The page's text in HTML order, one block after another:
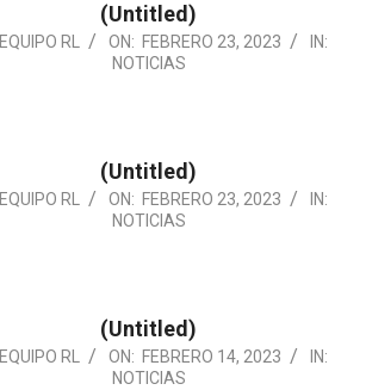
(Untitled)
EQUIPO RL ON: FEBRERO 23, 2023
IN:
NOTICIAS
(Untitled)
EQUIPO RL ON: FEBRERO 23, 2023
IN:
NOTICIAS
(Untitled)
EQUIPO RL ON: FEBRERO 14, 2023
IN:
NOTICIAS